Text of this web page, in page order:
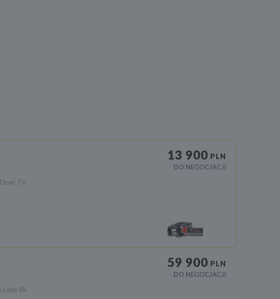
To
13 900 PLN
DO NEGOCJACJI
Ledy Sk
59 900 PLN
DO NEGOCJACJI